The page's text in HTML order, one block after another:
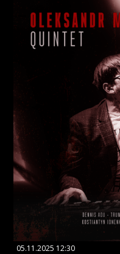
05.11.2025 12:30